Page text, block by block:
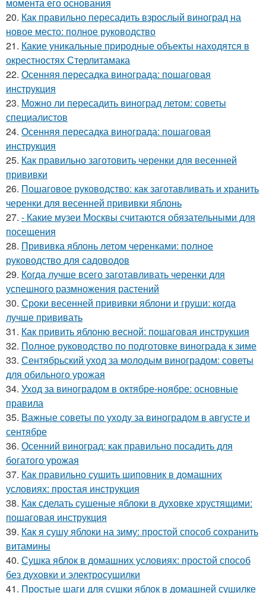
момента его основания
20. Как правильно пересадить взрослый виноград на
новое место: полное руководство
21. Какие уникальные природные объекты находятся в
окрестностях Стерлитамака
22. Осенняя пересадка винограда: пошаговая
инструкция
23. Можно ли пересадить виноград летом: советы
специалистов
24. Осенняя пересадка винограда: пошаговая
инструкция
25. Как правильно заготовить черенки для весенней
прививки
26. Пошаговое руководство: как заготавливать и хранить
черенки для весенней прививки яблонь
27. - Какие музеи Москвы считаются обязательными для
посещения
28. Прививка яблонь летом черенками: полное
руководство для садоводов
29. Когда лучше всего заготавливать черенки для
успешного размножения растений
30. Сроки весенней прививки яблони и груши: когда
лучше прививать
31. Как привить яблоню весной: пошаговая инструкция
32. Полное руководство по подготовке винограда к зиме
33. Сентябрьский уход за молодым виноградом: советы
для обильного урожая
34. Уход за виноградом в октябре-ноябре: основные
правила
35. Важные советы по уходу за виноградом в августе и
сентябре
36. Осенний виноград: как правильно посадить для
богатого урожая
37. Как правильно сушить шиповник в домашних
условиях: простая инструкция
38. Как сделать сушеные яблоки в духовке хрустящими:
пошаговая инструкция
39. Как я сушу яблоки на зиму: простой способ сохранить
витамины
40. Сушка яблок в домашних условиях: простой способ
без духовки и электросушилки
41. Простые шаги для сушки яблок в домашней сушилке